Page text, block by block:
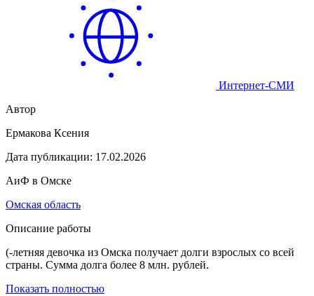
Интернет-СМИ
Автор
Ермакова Ксения
Дата публикации: 17.02.2026
АиФ в Омске
Омская область
Описание работы
(-летняя девочка из Омска получает долги взрослых со всей
страны. Сумма долга более 8 млн. рублей.
Показать полностью